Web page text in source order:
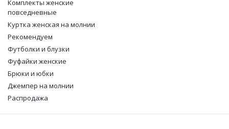
Комплекты женские
повседневные
Куртка женская на молнии
Рекомендуем
Футболки и блузки
Фуфайки женские
Брюки и юбки
Джемпер на молнии
Распродажа